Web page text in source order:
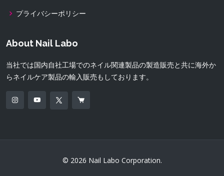
プライバシーポリシー
About Nail Labo
当社では国内自社工場でのネイル関連製品の製造販売と共に海外か
らネイルケア製品の輸入販売もしております。
© 2026 Nail Labo Corporation.